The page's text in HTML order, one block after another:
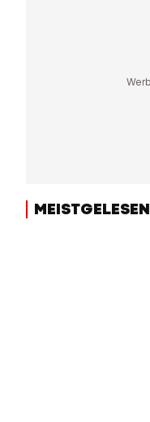
MEISTGELESEN